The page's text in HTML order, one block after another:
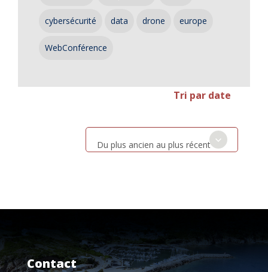
cybersécurité data drone europe
WebConférence
Tri par date
Du plus ancien au plus récent
Contact